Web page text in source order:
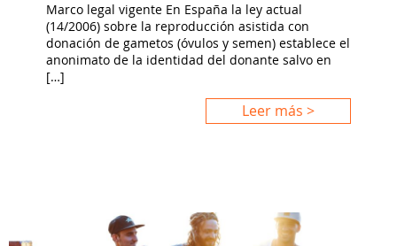
Marco legal vigente En España la ley actual
(14/2006) sobre la reproducción asistida con
donación de gametos (óvulos y semen) establece el
anonimato de la identidad del donante salvo en
[…]
Leer más >